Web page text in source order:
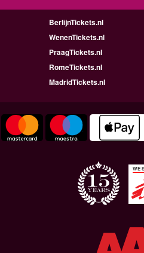
BerlijnTickets.nl
WenenTickets.nl
PraagTickets.nl
RomeTickets.nl
MadridTickets.nl
WE